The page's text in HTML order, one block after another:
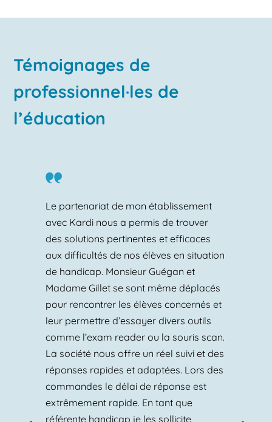
Témoignages de
professionnel·les de
l’éducation
Le partenariat de mon établissement
avec Kardi nous a permis de trouver
des solutions pertinentes et efficaces
aux difficultés de nos élèves en situation
de handicap. Monsieur Guégan et
Madame Gillet se sont même déplacés
pour rencontrer les élèves concernés et
leur permettre d’essayer divers outils
comme l’exam reader ou la souris scan.
La société nous offre un réel suivi et des
réponses rapides et adaptées. Lors des
commandes le délai de réponse est
extrêmement rapide. En tant que
référente handicap je les sollicite